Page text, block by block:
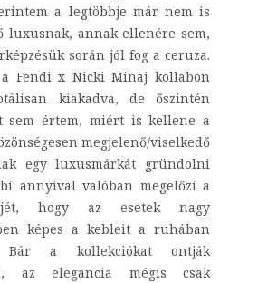
a legtöbbje már nem is
luxusnak, annak ellenére sem,
során jól fog a ceruza.
Fendi x Nicki Minaj kollabon
kiakadva, de őszintén
sem értem, miért is kellene a
megjelenő/viselkedő
egy luxusmárkát gründolni
annyival valóban megelőzi a
hogy az esetek nagy
képes a kebleit a ruhában
Bár a kollekciókat ontják
az elegancia mégis csak